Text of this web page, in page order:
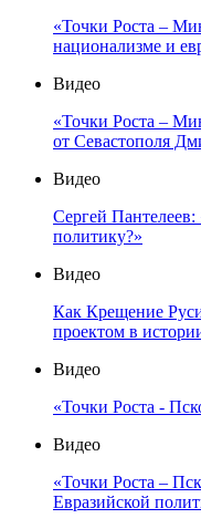
«Точки Роста –
национализме и
Видео
«Точки Роста –
от Севастополя
Видео
Сергей
политику?»
Видео
Как Крещение
проектом в
Видео
«Точки Роста -
Видео
«Точки Роста –
Евразийской